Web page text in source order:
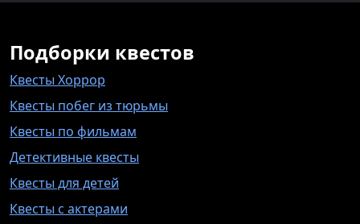
Подборки квестов
Квесты Хоррор
Квесты побег из тюрьмы
Квесты по фильмам
Детективные квесты
Квесты для детей
Квесты с актерами